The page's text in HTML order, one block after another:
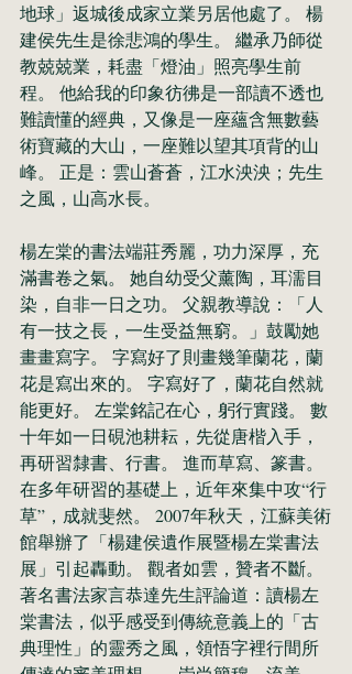
地球」返城後成家立業另居他處了。 楊
建侯先生是徐悲鴻的學生。 繼承乃師從
教兢兢業，耗盡「燈油」照亮學生前
程。 他給我的印象彷彿是一部讀不透也
難讀懂的經典，又像是一座蘊含無數藝
術寶藏的大山，一座難以望其項背的山
峰。 正是：雲山蒼蒼，江水泱泱；先生
之風，山高水長。
楊左棠的書法端莊秀麗，功力深厚，充
滿書卷之氣。 她自幼受父薰陶，耳濡目
染，自非一日之功。 父親教導說：「人
有一技之長，一生受益無窮。」鼓勵她
畫畫寫字。 字寫好了則畫幾筆蘭花，蘭
花是寫出來的。 字寫好了，蘭花自然就
能更好。 左棠銘記在心，躬行實踐。 數
十年如一日硯池耕耘，先從唐楷入手，
再研習隸書、行書。 進而草寫、篆書。
在多年研習的基礎上，近年來集中攻“行
草”，成就斐然。 2007年秋天，江蘇美術
館舉辦了「楊建侯遺作展暨楊左棠書法
展」引起轟動。 觀者如雲，贊者不斷。
著名書法家言恭達先生評論道：讀楊左
棠書法，似乎感受到傳統意義上的「古
典理性」的靈秀之風，領悟字裡行間所